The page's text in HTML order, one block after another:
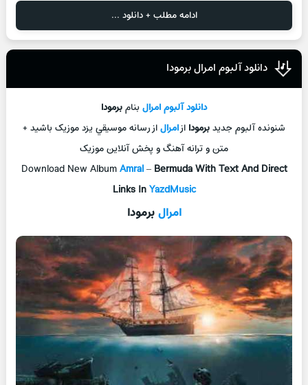
ادامه مطلب + دانلود ...
دانلود آلبوم امرال برمودا
دانلود آلبومامرالبنامبرمودا
شنونده آلبوم جديدبرمودا ازامرالاز رسانه موسيقي يزد موزيک باشيد +
متن و ترانه آهنگ و پخش آنلاين موزيک
Download New AlbumAmral– Bermuda With Text And Direct
Links InYazdMusic
امرالبرمودا